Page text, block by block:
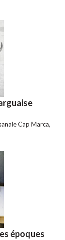
Cap Marca,
époques